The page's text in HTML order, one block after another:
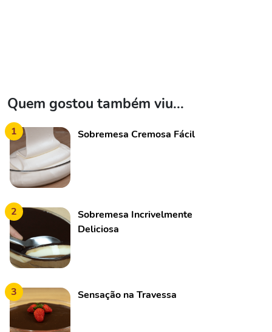
Quem gostou também viu...
1 Sobremesa Cremosa Fácil
2
Sobremesa Incrivelmente
Deliciosa
3 Sensação na Travessa